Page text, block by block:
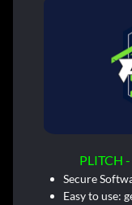
PLITCH
Secure
Easy to use: